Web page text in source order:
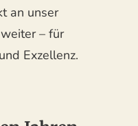
an unser
– für
Exzellenz.